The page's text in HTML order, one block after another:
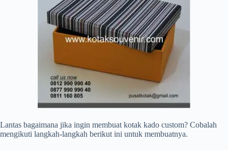
Lantas bagaimana jika ingin membuat kotak kado custom? Cobalah
mengikuti langkah-langkah berikut ini untuk membuatnya.